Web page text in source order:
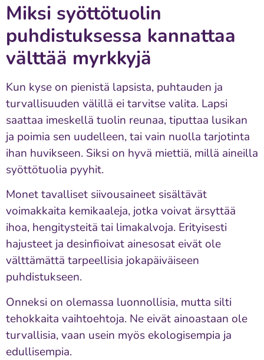
Miksi syöttötuolin
puhdistuksessa kannattaa
välttää myrkkyjä
Kun kyse on pienistä lapsista, puhtauden ja
turvallisuuden välillä ei tarvitse valita. Lapsi
saattaa imeskellä tuolin reunaa, tiputtaa lusikan
ja poimia sen uudelleen, tai vain nuolla tarjotinta
ihan huvikseen. Siksi on hyvä miettiä, millä aineilla
syöttötuolia pyyhit.
Monet tavalliset siivousaineet sisältävät
voimakkaita kemikaaleja, jotka voivat ärsyttää
ihoa, hengitysteitä tai limakalvoja. Erityisesti
hajusteet ja desinfioivat ainesosat eivät ole
välttämättä tarpeellisia jokapäiväiseen
puhdistukseen.
Onneksi on olemassa luonnollisia, mutta silti
tehokkaita vaihtoehtoja. Ne eivät ainoastaan ole
turvallisia, vaan usein myös ekologisempia ja
edullisempia.